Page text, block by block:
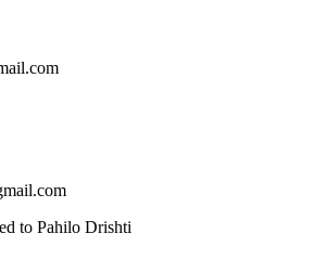
to Pahilo Drishti